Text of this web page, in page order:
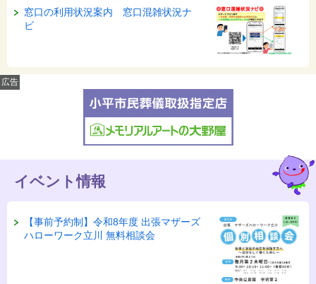
窓口の利用状況案内 窓口混雑状況ナ
ビ
広告
イベント情報
【事前予約制】令和8年度 出張マザーズ
ハローワーク立川 無料相談会